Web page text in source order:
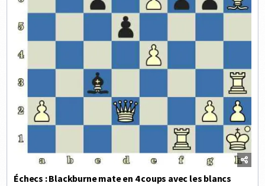
Échecs : Blackburne mate en 4 coups avec les blancs